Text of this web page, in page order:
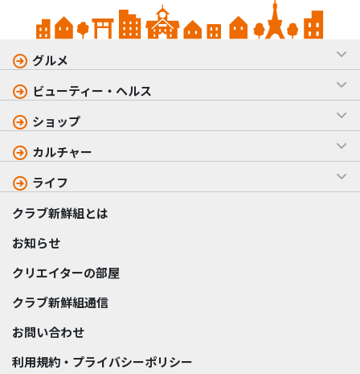
グルメ
ビューティー・ヘルス
ショップ
カルチャー
ライフ
クラブ新鮮組とは
お知らせ
クリエイターの部屋
クラブ新鮮組通信
お問い合わせ
利用規約・プライバシーポリシー